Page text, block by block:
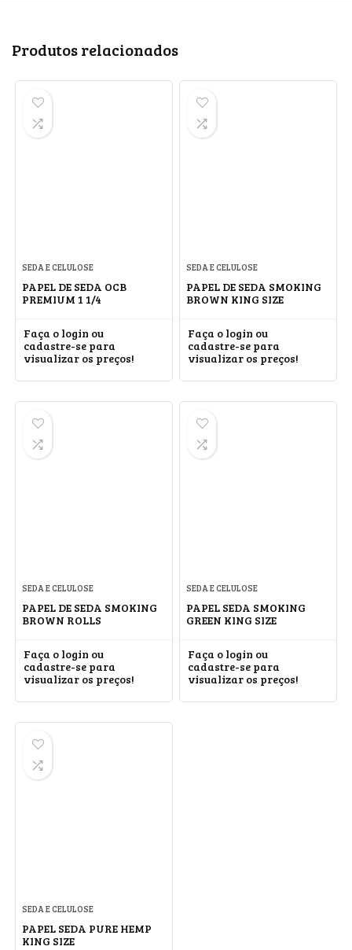
Produtos relacionados
SEDA E CELULOSE
PAPEL DE SEDA OCB
PREMIUM 1 1/4
Faça o login ou
cadastre-se para
visualizar os preços!
SEDA E CELULOSE
PAPEL DE SEDA SMOKING
BROWN KING SIZE
Faça o login ou
cadastre-se para
visualizar os preços!
SEDA E CELULOSE
PAPEL DE SEDA SMOKING
BROWN ROLLS
Faça o login ou
cadastre-se para
visualizar os preços!
SEDA E CELULOSE
PAPEL SEDA SMOKING
GREEN KING SIZE
Faça o login ou
cadastre-se para
visualizar os preços!
SEDA E CELULOSE
PAPEL SEDA PURE HEMP
KING SIZE